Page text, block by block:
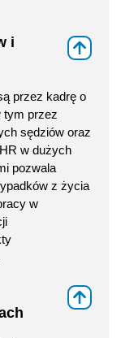
i
przez kadrę o
tym przez
sędziów oraz
w dużych
pozwala
z życia
w